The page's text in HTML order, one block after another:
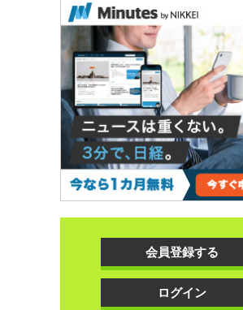
会員登録する
ログイン